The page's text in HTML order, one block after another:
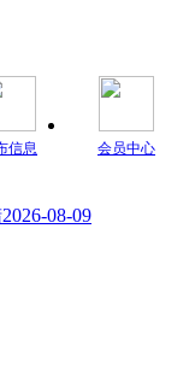
信息 会员中心
2026-08-09